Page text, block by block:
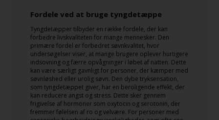
Fordele ved at bruge tyngdetæppe
Tyngdetæpper tilbyder en række fordele, der kan
forbedre livskvaliteten for mange mennesker. Den
primære fordel er forbedret søvnkvalitet, hvor
undersøgelser viser, at mange brugere oplever hurtigere
indsovning og færre opvågninger i løbet af natten. Dette
kan være særligt gavnligt for personer, der kæmper med
søvnløshed eller urolig søvn. Den dybe tryksensation,
som tyngdetæppet giver, har en beroligende effekt, der
kan reducere angst og stress. Dette sker gennem
frigivelse af hormoner som oxytocin og serotonin, der
fremmer følelsen af ro og velvære. For personer med